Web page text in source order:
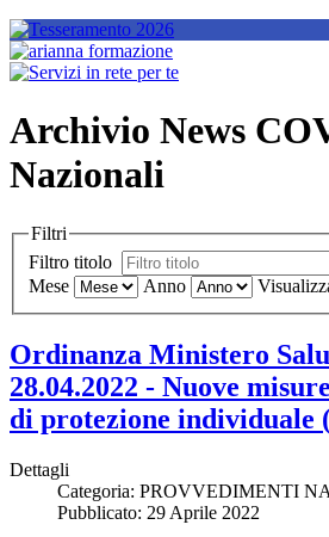
Archivio News
Nazionali
Filtri
Filtro titolo
Mese
Anno
Ordinanza Ministero
28.04.2022 - Nuove
di protezione individuale
Dettagli
Categoria: PROVVEDIMENTI
Pubblicato: 29 Aprile 2022